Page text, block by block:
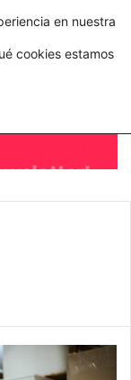
C&A México completa la implementación de su WMS en la nube
en nuestra
cookies estamos